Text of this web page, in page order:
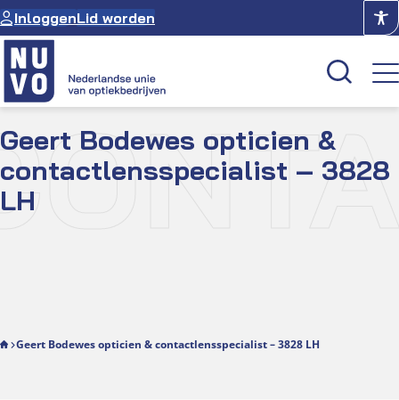
Ga
naar
de
inhoud
InloggenLid worden
Kenniscentrum
Academie
Over NUVO
Geert Bodewes opticien &
contactlensspecialist – 3828
LH
Geert Bodewes opticien & contactlensspecialist – 3828 LH